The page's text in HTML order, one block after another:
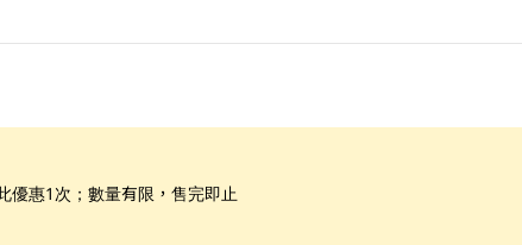
優惠1次；數量有限，售完即止